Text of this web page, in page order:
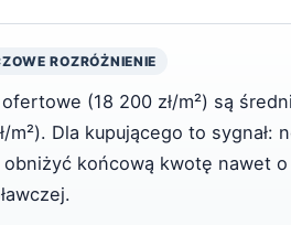
ROZRÓŻNIENIE
(18 200 zł/m²) są
m²). Dla kupującego to
obniżyć końcową kwotę nawet